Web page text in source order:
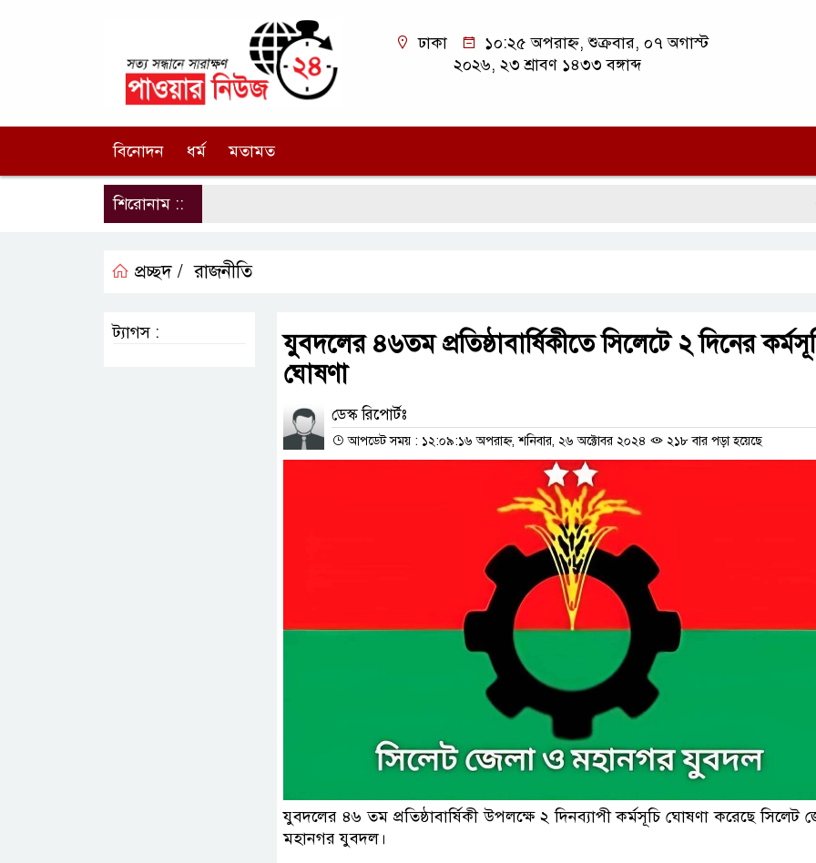
ঢাকা
১০:২৫ অপরাহ্ন, শুক্রবার, ০৭ অগাস্ট
২০২৬, ২৩ শ্রাবণ ১৪৩৩ বঙ্গাব্দ
বিনোদন ধর্ম মতামত
শিরোনাম ::
প্রচ্ছদ / রাজনীতি
যুবদলের ৪৬তম প্রতিষ্ঠাবার্ষিকীতে সিলেটে ২ দিনের
ঘোষণা
ডেস্ক রিপোর্টঃ
আপডেট সময় : ১২:০৯:১৬ অপরাহ্ন, শনিবার, ২৬ অক্টোবর ২০২৪ ২১৮ বার পড়া হয়েছে
যুবদলের ৪৬ তম প্রতিষ্ঠাবার্ষিকী উপলক্ষে ২ দিনব্যাপী কর্মসূচি ঘোষণা করেছে সিলেট
মহানগর যুবদল।
ট্যাগস :